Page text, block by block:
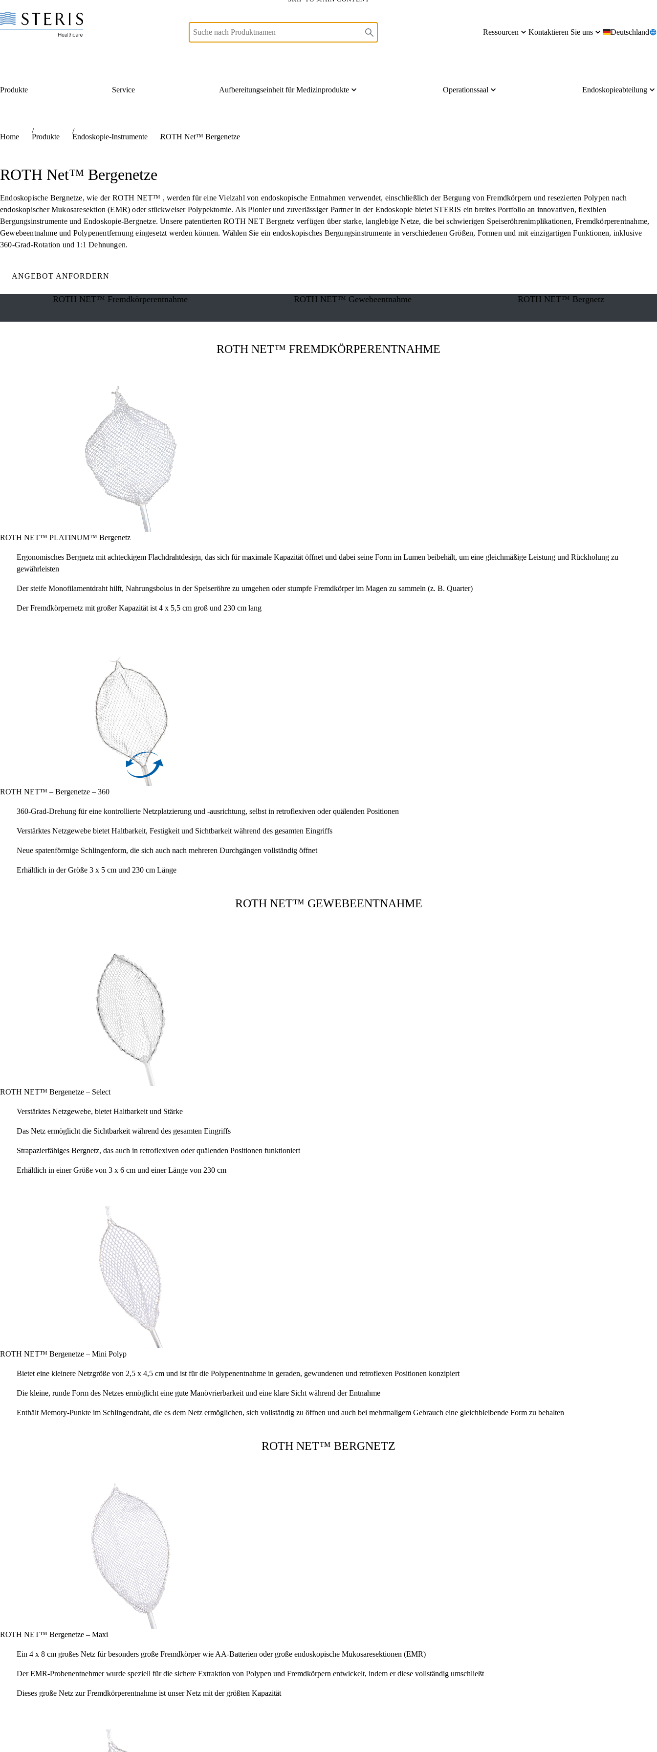
Ressourcen Kontaktieren Sie uns Deutschland
Produkte Service Aufbereitungseinheit für Medizinprodukte Operationssaal Endoskopieabteilung
Home
Produkte Endoskopie-Instrumente ROTH Net™ Bergenetze
ROTH Net™ Bergenetze
Endoskopische Bergnetze, wie der ROTH NET™ , werden für eine Vielzahl von endoskopische Entnahmen verwendet, einschließlich der Bergung von Fremdkörpern und resezierten Polypen nach
endoskopischer Mukosaresektion (EMR) oder stückweiser Polypektomie. Als Pionier und zuverlässiger Partner in der Endoskopie bietet STERIS ein breites Portfolio an innovativen, flexiblen
Bergungsinstrumente und Endoskopie-Bergnetze. Unsere patentierten ROTH NET Bergnetz verfügen über starke, langlebige Netze, die bei schwierigen Speiseröhrenimplikationen, Fremdkörperentnahme,
Gewebeentnahme und Polypenentfernung eingesetzt werden können. Wählen Sie ein endoskopisches Bergungsinstrumente in verschiedenen Größen, Formen und mit einzigartigen Funktionen, inklusive
360-Grad-Rotation und 1:1 Dehnungen.
ANGEBOT ANFORDERN
ROTH NET™ Fremdkörperentnahme ROTH NET™ Gewebeentnahme ROTH NET™ Bergnetz
ROTH NET™ FREMDKÖRPERENTNAHME
ROTH NET™ PLATINUM™ Bergenetz
Ergonomisches Bergnetz mit achteckigem Flachdrahtdesign, das sich für maximale Kapazität öffnet und dabei seine Form im Lumen beibehält, um eine gleichmäßige Leistung und Rückholung zu
gewährleisten
Der steife Monofilamentdraht hilft, Nahrungsbolus in der Speiseröhre zu umgehen oder stumpfe Fremdkörper im Magen zu sammeln (z. B. Quarter)
Der Fremdkörpernetz mit großer Kapazität ist 4 x 5,5 cm groß und 230 cm lang
ROTH NET™ – Bergenetze – 360
360-Grad-Drehung für eine kontrollierte Netzplatzierung und -ausrichtung, selbst in retroflexiven oder quälenden Positionen
Verstärktes Netzgewebe bietet Haltbarkeit, Festigkeit und Sichtbarkeit während des gesamten Eingriffs
Neue spatenförmige Schlingenform, die sich auch nach mehreren Durchgängen vollständig öffnet
Erhältlich in der Größe 3 x 5 cm und 230 cm Länge
ROTH NET™ GEWEBEENTNAHME
ROTH NET™ Bergenetze – Select
Verstärktes Netzgewebe, bietet Haltbarkeit und Stärke
Das Netz ermöglicht die Sichtbarkeit während des gesamten Eingriffs
Strapazierfähiges Bergnetz, das auch in retroflexiven oder quälenden Positionen funktioniert
Erhältlich in einer Größe von 3 x 6 cm und einer Länge von 230 cm
ROTH NET™ Bergenetze – Mini Polyp
Bietet eine kleinere Netzgröße von 2,5 x 4,5 cm und ist für die Polypenentnahme in geraden, gewundenen und retroflexen Positionen konzipiert
Die kleine, runde Form des Netzes ermöglicht eine gute Manövrierbarkeit und eine klare Sicht während der Entnahme
Enthält Memory-Punkte im Schlingendraht, die es dem Netz ermöglichen, sich vollständig zu öffnen und auch bei mehrmaligem Gebrauch eine gleichbleibende Form zu behalten
ROTH NET™ BERGNETZ
ROTH NET™ Bergenetze – Maxi
Ein 4 x 8 cm großes Netz für besonders große Fremdkörper wie AA-Batterien oder große endoskopische Mukosaresektionen (EMR)
Der EMR-Probenentnehmer wurde speziell für die sichere Extraktion von Polypen und Fremdkörpern entwickelt, indem er diese vollständig umschließt
Dieses große Netz zur Fremdkörperentnahme ist unser Netz mit der größten Kapazität